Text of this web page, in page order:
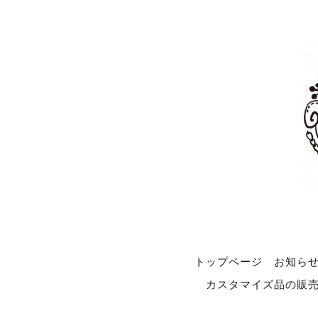
トップページ
お知ら
カスタマイズ品の販